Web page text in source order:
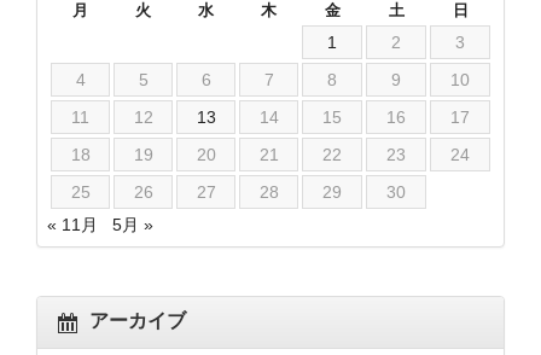
月 火 水 木 金 土 日
1 2
3
4
5 6 7 8 9
10
11
12 13 14 15 16
17
18
19 20 21 22 23
24
25
26 27 28 29
30
« 11月
5月 »
アーカイブ